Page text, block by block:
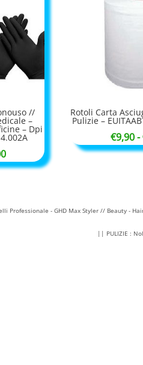
//
–
– Dpi
Fascia
di
€22,50
Rotoli Carta
Pulizie –
€9,90-
Professionale - GHD Max Styler // Beauty -
|| PULIZIE :